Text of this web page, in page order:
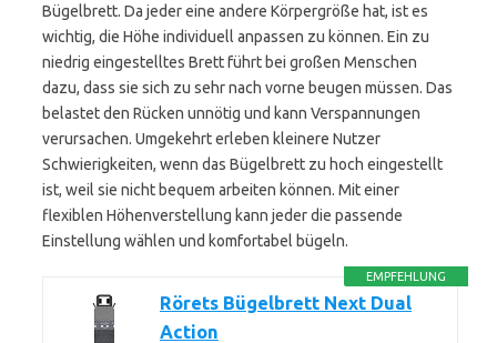
Bügelbrett. Da jeder eine andere Körpergröße hat, ist es
wichtig, die Höhe individuell anpassen zu können. Ein zu
niedrig eingestelltes Brett führt bei großen Menschen
dazu, dass sie sich zu sehr nach vorne beugen müssen. Das
belastet den Rücken unnötig und kann Verspannungen
verursachen. Umgekehrt erleben kleinere Nutzer
Schwierigkeiten, wenn das Bügelbrett zu hoch eingestellt
ist, weil sie nicht bequem arbeiten können. Mit einer
flexiblen Höhenverstellung kann jeder die passende
Einstellung wählen und komfortabel bügeln.
EMPFEHLUNG
Rörets Bügelbrett Next Dual
Action